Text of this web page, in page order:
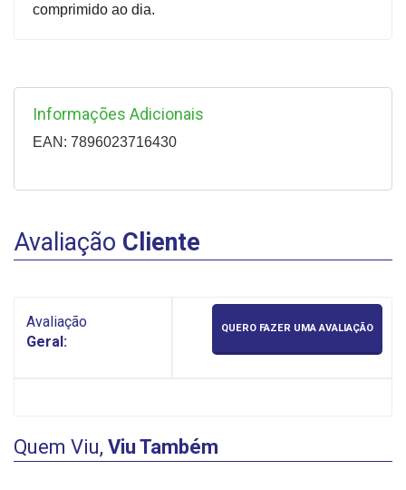
comprimido ao dia.
Informações Adicionais
EAN: 7896023716430
Avaliação Cliente
Avaliação
Geral:
QUERO FAZER UMA AVALIAÇÃO
Quem Viu, Viu Também